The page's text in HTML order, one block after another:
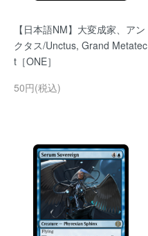
【日本語NM】大変成家、アン
クタス/Unctus, Grand Metatec
t［ONE］
50円(税込)